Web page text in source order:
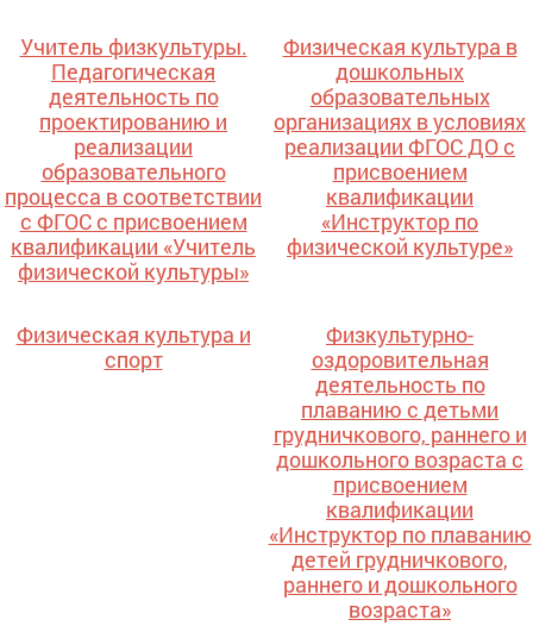
Учитель физкультуры.
Педагогическая
деятельность по
проектированию и
реализации
образовательного
процесса в соответствии
с ФГОС с присвоением
квалификации «Учитель
физической культуры»
Физическая культура в
дошкольных
образовательных
организациях в условиях
реализации ФГОС ДО с
присвоением
квалификации
«Инструктор по
физической культуре»
Физическая культура и
спорт
Физкультурно-
оздоровительная
деятельность по
плаванию с детьми
грудничкового, раннего и
дошкольного возраста с
присвоением
квалификации
«Инструктор по плаванию
детей грудничкового,
раннего и дошкольного
возраста»